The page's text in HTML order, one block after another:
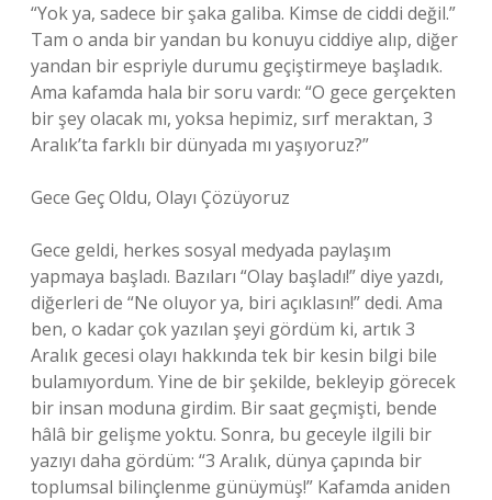
“Yok ya, sadece bir şaka galiba. Kimse de ciddi değil.”
Tam o anda bir yandan bu konuyu ciddiye alıp, diğer
yandan bir espriyle durumu geçiştirmeye başladık.
Ama kafamda hala bir soru vardı: “O gece gerçekten
bir şey olacak mı, yoksa hepimiz, sırf meraktan, 3
Aralık’ta farklı bir dünyada mı yaşıyoruz?”
Gece Geç Oldu, Olayı Çözüyoruz
Gece geldi, herkes sosyal medyada paylaşım
yapmaya başladı. Bazıları “Olay başladı!” diye yazdı,
diğerleri de “Ne oluyor ya, biri açıklasın!” dedi. Ama
ben, o kadar çok yazılan şeyi gördüm ki, artık 3
Aralık gecesi olayı hakkında tek bir kesin bilgi bile
bulamıyordum. Yine de bir şekilde, bekleyip görecek
bir insan moduna girdim. Bir saat geçmişti, bende
hâlâ bir gelişme yoktu. Sonra, bu geceyle ilgili bir
yazıyı daha gördüm: “3 Aralık, dünya çapında bir
toplumsal bilinçlenme günüymüş!” Kafamda aniden